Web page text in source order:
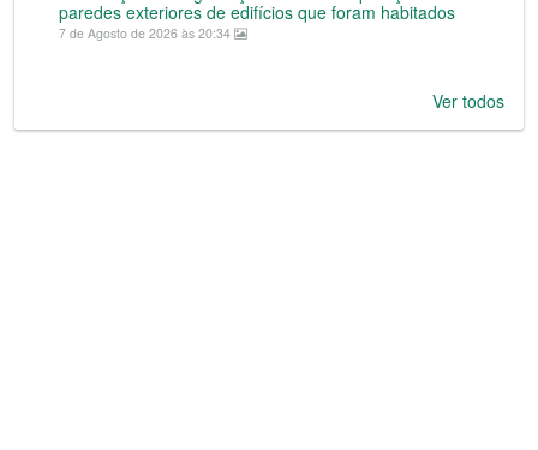
paredes exteriores de edifícios que foram habitados
7 de Agosto de 2026 às 20:34
Ver todos